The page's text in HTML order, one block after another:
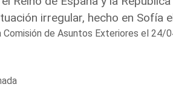
irregular, hecho en Sofía
Comisión de Asuntos Exteriores el 24/